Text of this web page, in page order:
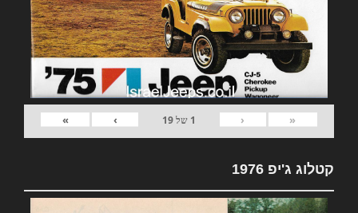
«
‹
1 של19
›
»
קטלוג ג'יפ 1976